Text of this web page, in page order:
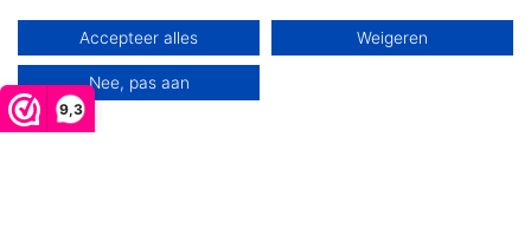
9,3
Accepteer alles Weigeren
Nee, pas aan